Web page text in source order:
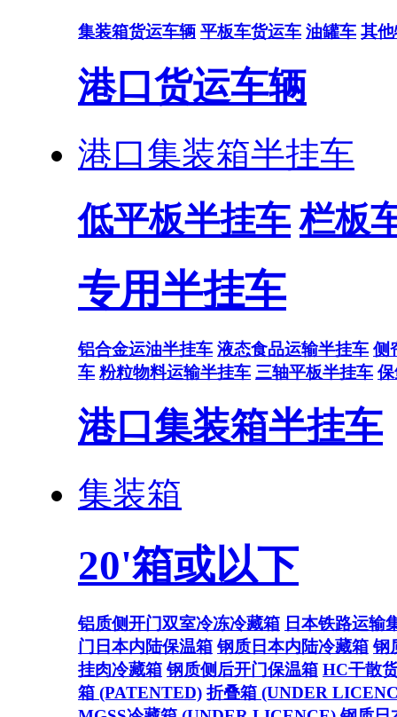
集装箱货运车辆 平板车货运车 油罐车 其
港口货运车辆
港口集装箱半挂车
低平板半挂车 栏板
专用半挂车
铝合金运油半挂车 液态食品运输半挂车 侧
车 粉粒物料运输半挂车 三轴平板半挂车
港口集装箱半挂车
集装箱
20'箱或以下
铝质侧开门双室冷冻冷藏箱 日本铁路运输
门日本内陆保温箱 钢质日本内陆冷藏箱 钢
挂肉冷藏箱 钢质侧后开门保温箱 HC干散
箱 (PATENTED) 折叠箱 (UNDER